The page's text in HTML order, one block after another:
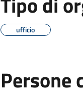
ufficio
Persone